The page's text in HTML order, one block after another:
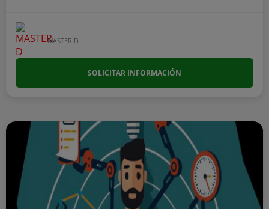
MASTER D
SOLICITAR INFORMACIÓN